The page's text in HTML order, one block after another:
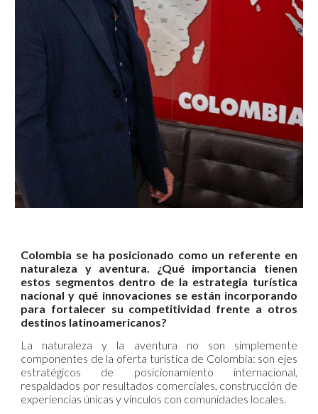
Colombia se ha posicionado como un referente en
naturaleza y aventura. ¿Qué importancia tienen
estos segmentos dentro de la estrategia turística
nacional y qué innovaciones se están incorporando
para fortalecer su competitividad frente a otros
destinos latinoamericanos?
La naturaleza y la aventura no son simplemente
componentes de la oferta turística de Colombia: son ejes
estratégicos de posicionamiento internacional,
respaldados por resultados comerciales, construcción de
experiencias únicas y vínculos con comunidades locales.